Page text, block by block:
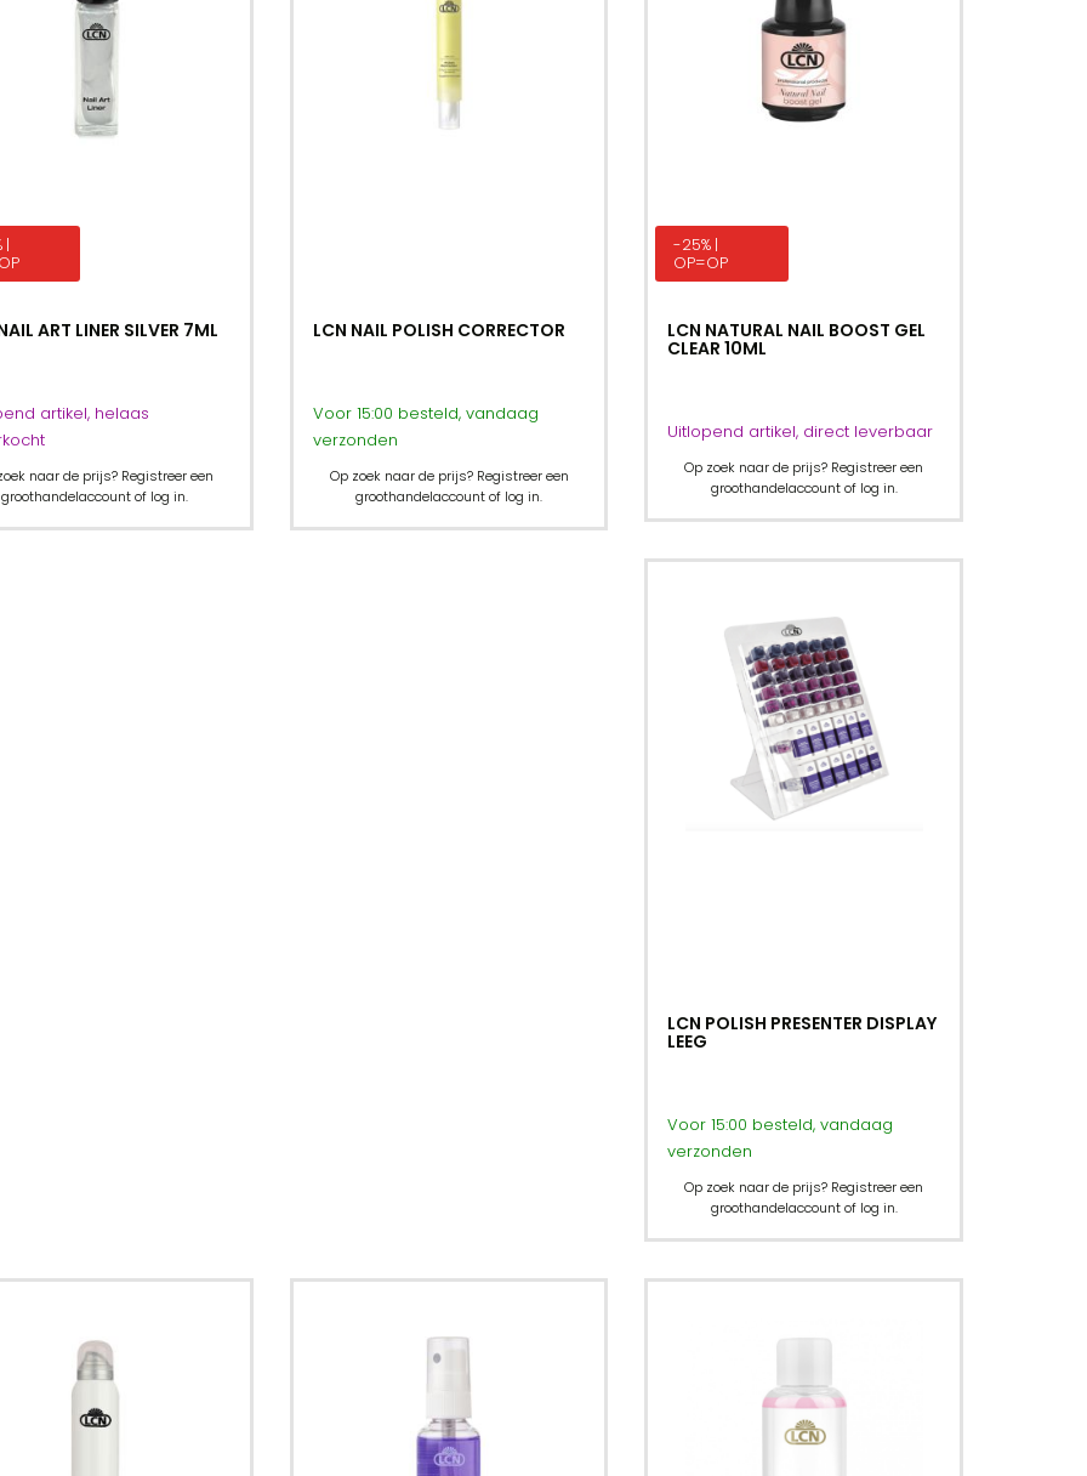
|
ART LINER SILVER 7ML
artikel, helaas
naar de prijs? Registreer een
groothandelaccount of log in.
LCN NAIL POLISH CORRECTOR
Voor 15:00 besteld, vandaag
verzonden
Op zoek naar de prijs? Registreer een
groothandelaccount of log in.
-25% |
OP=OP
LCN NATURAL NAIL BOOST GEL
CLEAR 10ML
Uitlopend artikel, direct leverbaar
Op zoek naar de prijs? Registreer een
groothandelaccount of log in.
LCN POLISH PRESENTER DISPLAY
LEEG
Voor 15:00 besteld, vandaag
verzonden
Op zoek naar de prijs? Registreer een
groothandelaccount of log in.